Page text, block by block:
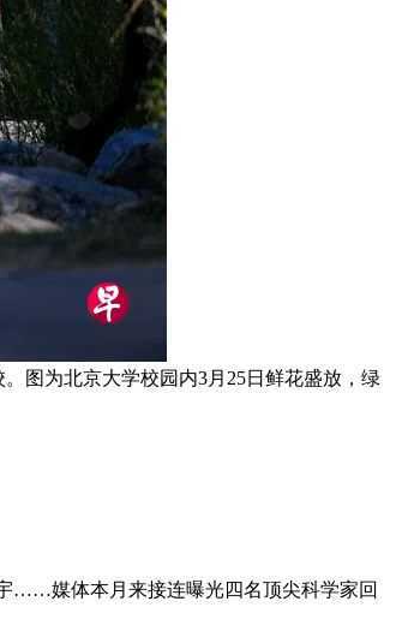
图为北京大学校园内3月25日鲜花盛放，绿
……媒体本月来接连曝光四名顶尖科学家回